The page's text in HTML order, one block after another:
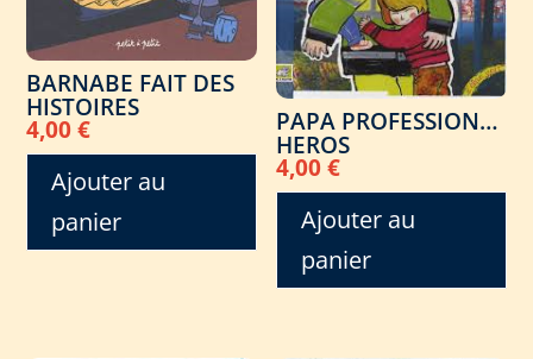
BARNABE FAIT DES
HISTOIRES
4,00€
Ajouter au
panier
PAPA PROFESSION…
HEROS
4,00€
Ajouter au
panier